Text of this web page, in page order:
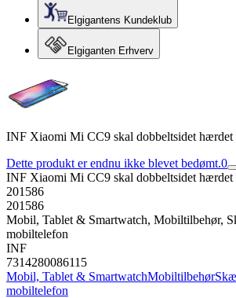
Elgigantens Kundeklub
Elgiganten Erhverv
INF Xiaomi Mi CC9 skal dobbeltsidet hærdet
Dette produkt er endnu ikke blevet bedømt.0
INF Xiaomi Mi CC9 skal dobbeltsidet hærdet
201586
201586
Mobil, Tablet & Smartwatch, Mobiltilbehør,
mobiltelefon
INF
7314280086115
Mobil, Tablet & SmartwatchMobiltilbehør
mobiltelefon